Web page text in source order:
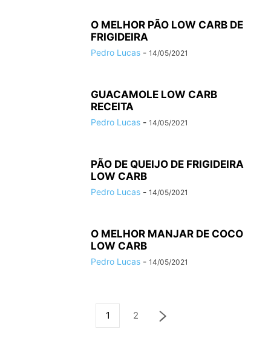
O MELHOR PÃO LOW CARB DE
FRIGIDEIRA
Pedro Lucas - 14/05/2021
GUACAMOLE LOW CARB
RECEITA
Pedro Lucas - 14/05/2021
PÃO DE QUEIJO DE FRIGIDEIRA
LOW CARB
Pedro Lucas - 14/05/2021
O MELHOR MANJAR DE COCO
LOW CARB
Pedro Lucas - 14/05/2021
1 2